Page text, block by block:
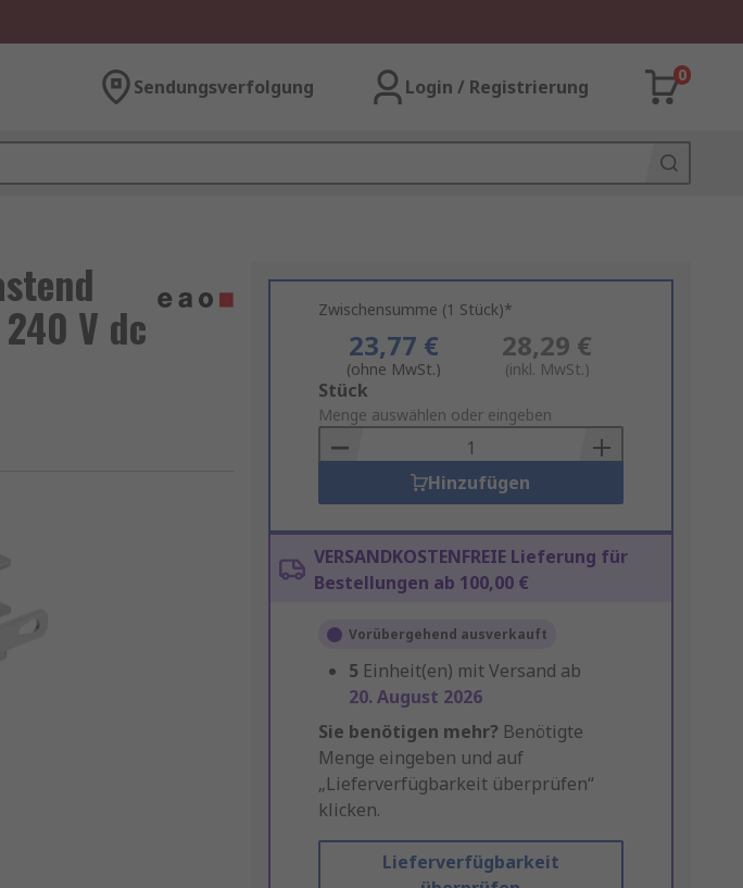
Sendungsverfolgung Login / Registrierung
0
V dc Zwischensumme (1 Stück)*
23,77 €
(ohne MwSt.)
28,29 €
(inkl. MwSt.)
Add
to
Basket
Stück
Menge auswählen oder eingeben
Hinzufügen
VERSANDKOSTENFREIE Lieferung für
Bestellungen ab 100,00 €
Vorübergehend ausverkauft
5 Einheit(en) mit Versand ab
20. August 2026
Sie benötigen mehr? Benötigte
Menge eingeben und auf
„Lieferverfügbarkeit überprüfen“
klicken.
Lieferverfügbarkeit